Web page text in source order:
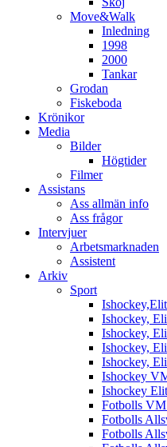
Move&Walk
Inledning
1998
2000
Tankar
Grodan
Fiskeboda
Krönikor
Media
Bilder
Högtider
Filmer
Assistans
Ass allmän info
Ass frågor
Intervjuer
Arbetsmarknaden
Assistent
Arkiv
Sport
Ishockey,
Ishockey,
Ishockey,
Ishockey,
Ishockey
Ishockey
Fotbolls
Fotbolls
Fotbolls